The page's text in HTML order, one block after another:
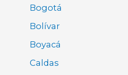
Bogotá
Bolívar
Boyacá
Caldas